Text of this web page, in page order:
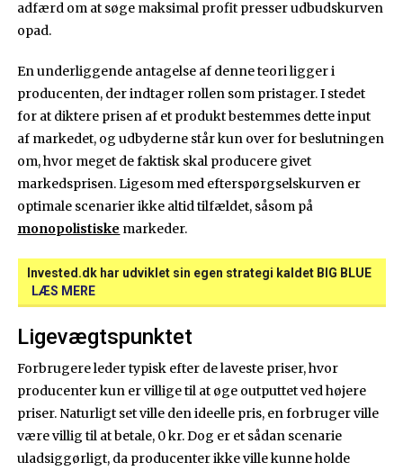
adfærd om at søge maksimal profit presser udbudskurven
opad.
En underliggende antagelse af denne teori ligger i
producenten, der indtager rollen som pristager. I stedet
for at diktere prisen af et produkt bestemmes dette input
af markedet, og udbyderne står kun over for beslutningen
om, hvor meget de faktisk skal producere givet
markedsprisen. Ligesom med efterspørgselskurven er
optimale scenarier ikke altid tilfældet, såsom på
monopolistiske markeder.
Invested.dk har udviklet sin egen strategi kaldet BIG BLUE
LÆS MERE
Ligevægtspunktet
Forbrugere leder typisk efter de laveste priser, hvor
producenter kun er villige til at øge outputtet ved højere
priser. Naturligt set ville den ideelle pris, en forbruger ville
være villig til at betale, 0 kr. Dog er et sådan scenarie
uladsiggørligt, da producenter ikke ville kunne holde